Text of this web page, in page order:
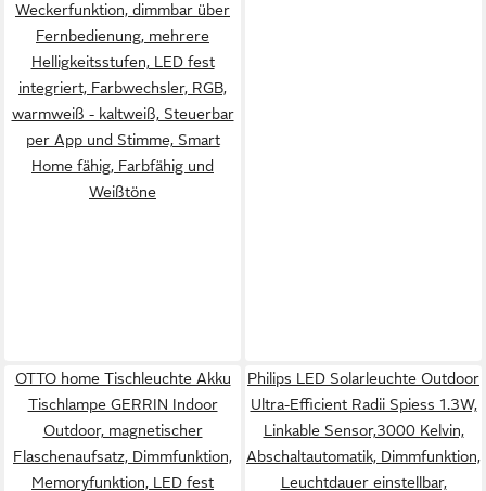
Weckerfunktion, dimmbar über
Fernbedienung, mehrere
Helligkeitsstufen, LED fest
integriert, Farbwechsler, RGB,
warmweiß - kaltweiß, Steuerbar
per App und Stimme, Smart
Home fähig, Farbfähig und
Weißtöne
OTTO home Tischleuchte Akku
Tischlampe GERRIN Indoor
Outdoor, magnetischer
Flaschenaufsatz, Dimmfunktion,
Memoryfunktion, LED fest
Philips LED Solarleuchte Outdoor
Ultra-Efficient Radii Spiess 1.3W,
Linkable Sensor,3000 Kelvin,
Abschaltautomatik, Dimmfunktion,
Leuchtdauer einstellbar,